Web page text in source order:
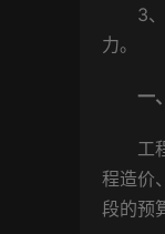
3、工
力。
一
工程
程造价
段的预